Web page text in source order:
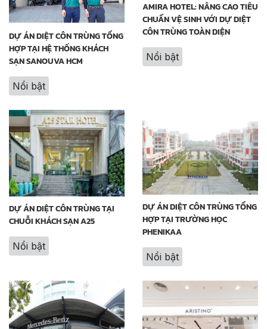
DỰ ÁN DIỆT CÔN TRÙNG TỔNG
HỢP TẠI HỆ THỐNG KHÁCH
SẠN SANOUVA HCM
Nổi bật
AMIRA HOTEL: NÂNG CAO TIÊU
CHUẨN VỆ SINH VỚI DỰ DIỆT
CÔN TRÙNG TOÀN DIỆN
Nổi bật
DỰ ÁN DIỆT CÔN TRÙNG TẠI
CHUỖI KHÁCH SẠN A25
Nổi bật
DỰ ÁN DIỆT CÔN TRÙNG TỔNG
HỢP TẠI TRƯỜNG HỌC
PHENIKAA
Nổi bật